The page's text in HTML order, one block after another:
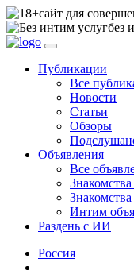
сайт для
без
Публикации
Все
Новости
Статьи
Обзоры
Объявления
Все
Интим
Раздень с ИИ
Россия